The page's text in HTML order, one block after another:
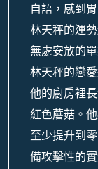
自語，感到
林天秤的運
無處安放的
林天秤的戀
他的廚房裡
紅色蘑菇。
至少提升到
備攻擊性的